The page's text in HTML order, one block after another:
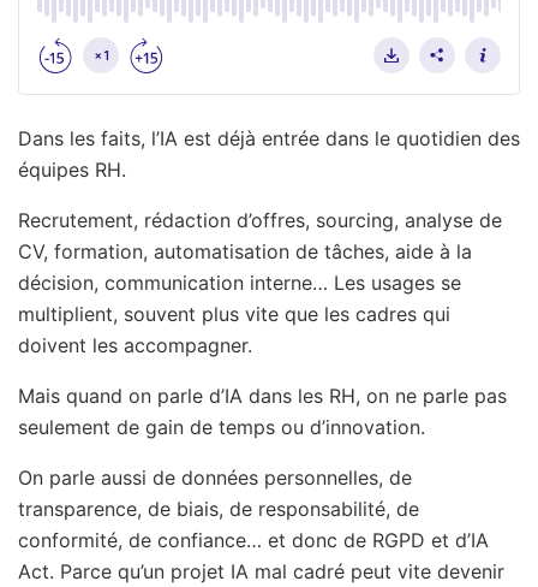
Dans les faits, l’IA est déjà entrée dans le quotidien des
équipes RH.
Recrutement, rédaction d’offres, sourcing, analyse de
CV, formation, automatisation de tâches, aide à la
décision, communication interne… Les usages se
multiplient, souvent plus vite que les cadres qui
doivent les accompagner.
Mais quand on parle d’IA dans les RH, on ne parle pas
seulement de gain de temps ou d’innovation.
On parle aussi de données personnelles, de
transparence, de biais, de responsabilité, de
conformité, de confiance… et donc de RGPD et d’IA
Act. Parce qu’un projet IA mal cadré peut vite devenir